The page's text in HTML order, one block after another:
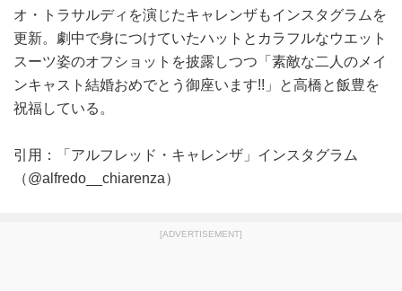
オ・トラサルディを演じたキャレンザもインスタグラムを
更新。劇中で身につけていたハットとカラフルなウエット
スーツ姿のオフショットを披露しつつ「素敵な二人のメイ
ンキャスト結婚おめでとう御座います!!」と高橋と飯豊を
祝福している。
引用：「アルフレッド・キャレンザ」インスタグラム
（@alfredo__chiarenza）
[ADVERTISEMENT]